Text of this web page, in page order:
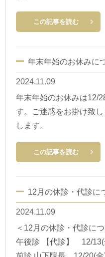
この記事を読む
年末年始のお休みに
2024.11.09
年末年始のお休みは12/
す。ご迷惑をお掛け致
します。
この記事を読む
12月の休診・代診に
2024.11.09
＜12月の休診・代診に
午後診 【代診】 12/